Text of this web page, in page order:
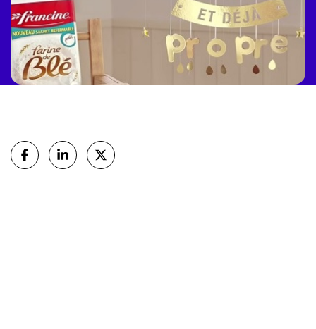
Partager
sur Facebook
sur Linkedinsur X (Twitter)